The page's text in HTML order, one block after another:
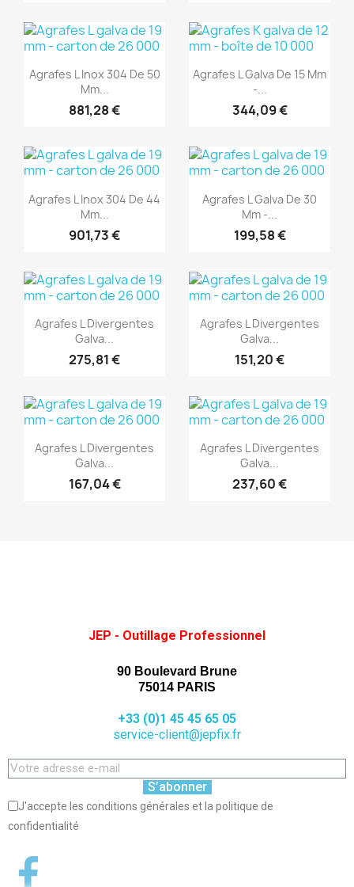
Aperçu rapide
Agrafes L Inox 304 De 50
Mm...
881,28 €
(1)
Aperçu rapide
Agrafes L Galva De 15 Mm
-...
344,09 €
(1)
Aperçu rapide
Agrafes L Inox 304 De 44
Mm...
901,73 €
(1)
Aperçu rapide
Agrafes L Galva De 30
Mm -...
199,58 €
(1)
Aperçu rapide
Agrafes L Divergentes
Galva...
275,81 €
(1)
Aperçu rapide
Agrafes L Divergentes
Galva...
151,20 €
(1)
Aperçu rapide
Agrafes L Divergentes
Galva...
167,04 €
(1)
Aperçu rapide
Agrafes L Divergentes
Galva...
237,60 €
(1)
JEP - Outillage Professionnel
90 Boulevard Brune
75014 PARIS
+33 (0)1 45 45 65 05
service-client@jepfix.fr
S’abonner
J'accepte les conditions générales et la politique de
confidentialité